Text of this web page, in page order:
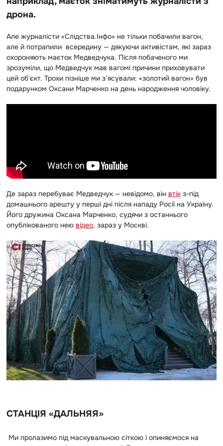
дрона.
Але журналісти «Слідства.Інфо» не тільки побачили вагон,
але й потрапили всередину — дякуючи активістам, які зараз
охороняють маєток Медведчука. Після побаченого ми
зрозуміли, що Медведчук мав вагомі причини приховувати
цей обʼєкт. Трохи пізніше ми з’ясували: «золотий вагон» був
подарунком Оксани Марченко на день народження чоловіку.
Де зараз перебуває Медведчук — невідомо, він втік з-під
домашнього арешту у перші дні після нападу Росії на Україну.
Його дружина Оксана Марченко, судячи з останнього
опублікованого нею відео, зараз у Москві.
СТАНЦІЯ «ДАЛЬНЯЯ»
Ми пролазимо під маскувальною сіткою і опиняємося на